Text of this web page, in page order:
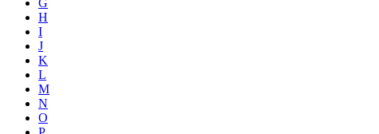
H
I
J
K
L
M
N
O